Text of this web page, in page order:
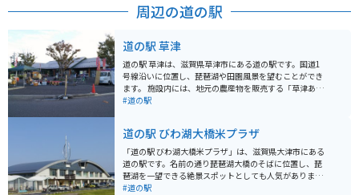
周辺の道の駅
道の駅 草津
道の駅 草津は、滋賀県草津市にある道の駅です。国道1
号線沿いに位置し、琵琶湖や田園風景を望むことができ
ます。 施設内には、地元の農産物を販売する「草津あぐ
りーん」や、近江牛や琵琶湖の幸など地元グルメが堪能
は、琵琶湖周辺のツーリングの拠点としても最適です。
周辺には、琵琶湖博物館や水生植物公園みずの森など、
観光スポットも充実しています。特に、琵琶湖博物館
は、琵琶湖の生態系や歴史について学べる博物館として
人気です。
#道の駅
道の駅 びわ湖大橋米プラザ
「道の駅 びわ湖大橋米プラザ」は、滋賀県大津市にある
道の駅です。名前の通り琵琶湖大橋のそばに位置し、琵
琶湖を一望できる絶景スポットとしても人気がありま
す。 施設内には、地元の新鮮な農産物を販売する直売所
#道の駅